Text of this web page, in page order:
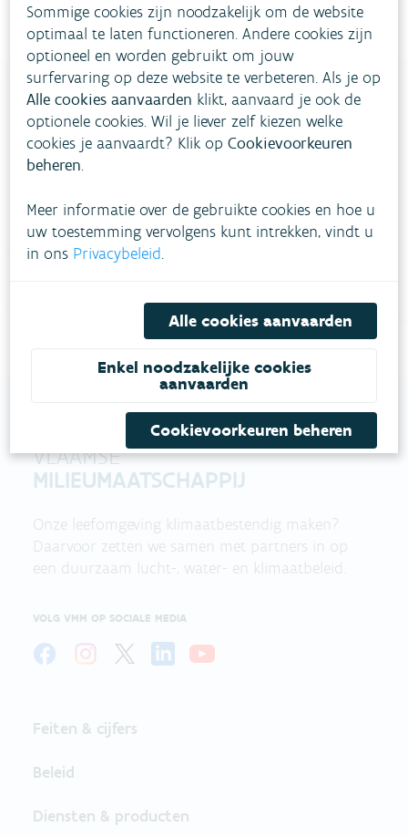
Heb je vragen?
Niet gevonden wat je zocht? Vul ons
contactformulier in
Bel gratis 1700
VLAAMSE
MILIEUMAATSCHAPPIJ
Onze leefomgeving klimaatbestendig maken?
Daarvoor zetten we samen met partners in op
een duurzaam lucht-, water- en klimaatbeleid.
VOLG VMM OP SOCIALE MEDIA
Feiten & cijfers
Beleid
Diensten & producten
Sommige cookies zijn noodzakelijk om de website
optimaal te laten functioneren. Andere cookies zijn
optioneel en worden gebruikt om jouw
surfervaring op deze website te verbeteren. Als je op
Alle cookies aanvaarden klikt, aanvaard je ook de
optionele cookies. Wil je liever zelf kiezen welke
cookies je aanvaardt? Klik opCookievoorkeuren
beheren.
Meer informatie over de gebruikte cookies en hoe u
uw toestemming vervolgens kunt intrekken, vindt u
in ons Privacybeleid.
Alle cookies aanvaarden
Enkel noodzakelijke cookies
aanvaarden
Cookievoorkeuren beheren